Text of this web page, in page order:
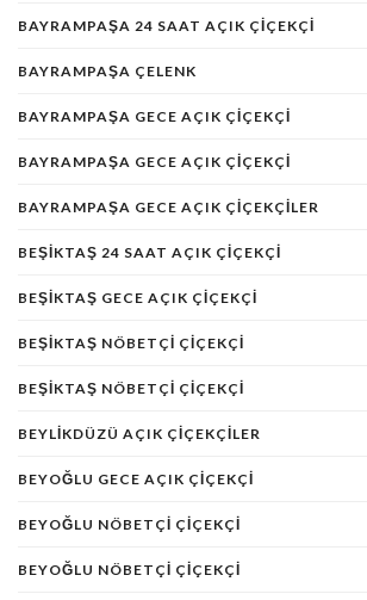
BAYRAMPAŞA 24 SAAT AÇIK ÇIÇEKÇI
BAYRAMPAŞA ÇELENK
BAYRAMPAŞA GECE AÇIK ÇIÇEKÇI
BAYRAMPAŞA GECE AÇIK ÇIÇEKÇI
BAYRAMPAŞA GECE AÇIK ÇIÇEKÇILER
BEŞIKTAŞ 24 SAAT AÇIK ÇIÇEKÇI
BEŞIKTAŞ GECE AÇIK ÇIÇEKÇI
BEŞIKTAŞ NÖBETÇI ÇIÇEKÇI
BEŞIKTAŞ NÖBETÇI ÇIÇEKÇI
BEYLIKDÜZÜ AÇIK ÇIÇEKÇILER
BEYOĞLU GECE AÇIK ÇIÇEKÇI
BEYOĞLU NÖBETÇI ÇIÇEKÇI
BEYOĞLU NÖBETÇI ÇIÇEKÇI